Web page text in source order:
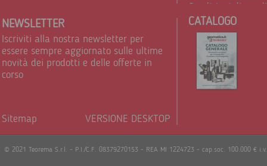
Condizioni di
Trattamento dei
NEWSLETTER
Iscriviti alla nostra newsletter per
essere sempre aggiornato sulle ultime
novità dei prodotti e delle offerte in
corso
Sitemap VERSIONE DESKTOP
CATALOGO
© 2021 Teorema S.r.l. - P.I./C.F. 08379270153 - REA MI 1224723 - cap.soc. 100.000 €